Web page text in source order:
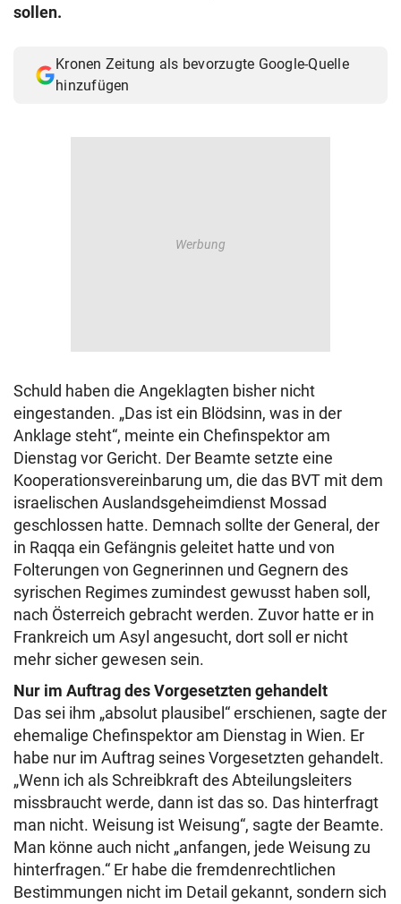
sollen.
Kronen Zeitung als bevorzugte Google-Quelle
hinzufügen
Schuld haben die Angeklagten bisher nicht
eingestanden. „Das ist ein Blödsinn, was in der
Anklage steht“, meinte ein Chefinspektor am
Dienstag vor Gericht. Der Beamte setzte eine
Kooperationsvereinbarung um, die das BVT mit dem
israelischen Auslandsgeheimdienst Mossad
geschlossen hatte. Demnach sollte der General, der
in Raqqa ein Gefängnis geleitet hatte und von
Folterungen von Gegnerinnen und Gegnern des
syrischen Regimes zumindest gewusst haben soll,
nach Österreich gebracht werden. Zuvor hatte er in
Frankreich um Asyl angesucht, dort soll er nicht
mehr sicher gewesen sein.
Nur im Auftrag des Vorgesetzten gehandelt
Das sei ihm „absolut plausibel“ erschienen, sagte der
ehemalige Chefinspektor am Dienstag in Wien. Er
habe nur im Auftrag seines Vorgesetzten gehandelt.
„Wenn ich als Schreibkraft des Abteilungsleiters
missbraucht werde, dann ist das so. Das hinterfragt
man nicht. Weisung ist Weisung“, sagte der Beamte.
Man könne auch nicht „anfangen, jede Weisung zu
hinterfragen.“ Er habe die fremdenrechtlichen
Bestimmungen nicht im Detail gekannt, sondern sich